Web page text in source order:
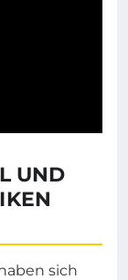
UND
sich